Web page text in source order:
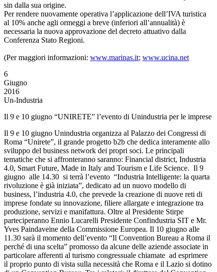
sin dalla sua origine.
Per rendere nuovamente operativa l’applicazione dell’IVA turistica
al 10% anche agli ormeggi a breve (inferiori all’annualità) è
necessaria la nuova approvazione del decreto attuativo dalla
Conferenza Stato Regioni.
(Per maggiori informazioni: www.marinas.it; www.ucina.net
6
Giugno
2016
Un-Industria
Il 9 e 10 giugno “UNIRETE” l’evento di Unindustria per le imprese
Il 9 e 10 giugno Unindustria organizza al Palazzo dei Congressi di
Roma “Unirete”, il grande progetto b2b che dedica interamente allo
sviluppo del business network dei propri soci. Le principali
tematiche che si affronteranno saranno: Financial district, Industria
4.0, Smart Future, Made in Italy and Tourism e Life Science. Il 9
giugno alle 14.30 si terrà l’evento “Industria Intelligente: la quarta
rivoluzione è già iniziata”, dedicato ad un nuovo modello di
business, l’industria 4.0, che prevede la creazione di nuove reti di
imprese fondate su innovazione, filiere allargate e integrazione tra
produzione, servizi e manifattura. Oltre al Presidente Stirpe
parteciperanno Ennio Lucarelli Presidente Confindustria SIT e Mr.
Yves Paindaveine della Commissione Europea. Il 10 giugno alle
11.30 sarà il momento dell’evento “Il Convention Bureau a Roma il
perché di una scelta” promosso da alcune delle aziende associate in
particolare afferenti al turismo congressuale chiamate ad esprimere
il proprio punto di vista sulla necessità che Roma e il Lazio si dotino